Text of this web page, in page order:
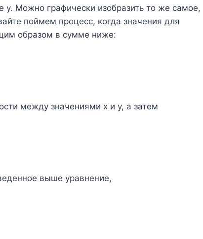
y. Можно графически изобразить то же самое,
поймем процесс, когда значения для
образом в сумме ниже:
между значениями x и y, а затем
выше уравнение,